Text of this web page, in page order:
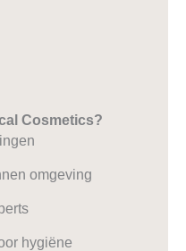
Cosmetics?
omgeving
hygiëne